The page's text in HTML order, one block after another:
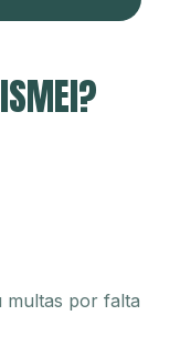
multas por falta